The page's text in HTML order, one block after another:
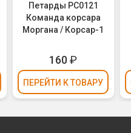
Петарды РС0121
Команда корсара
Моргана / Корсар-1
160₽
ПЕРЕЙТИ К ТОВАРУ